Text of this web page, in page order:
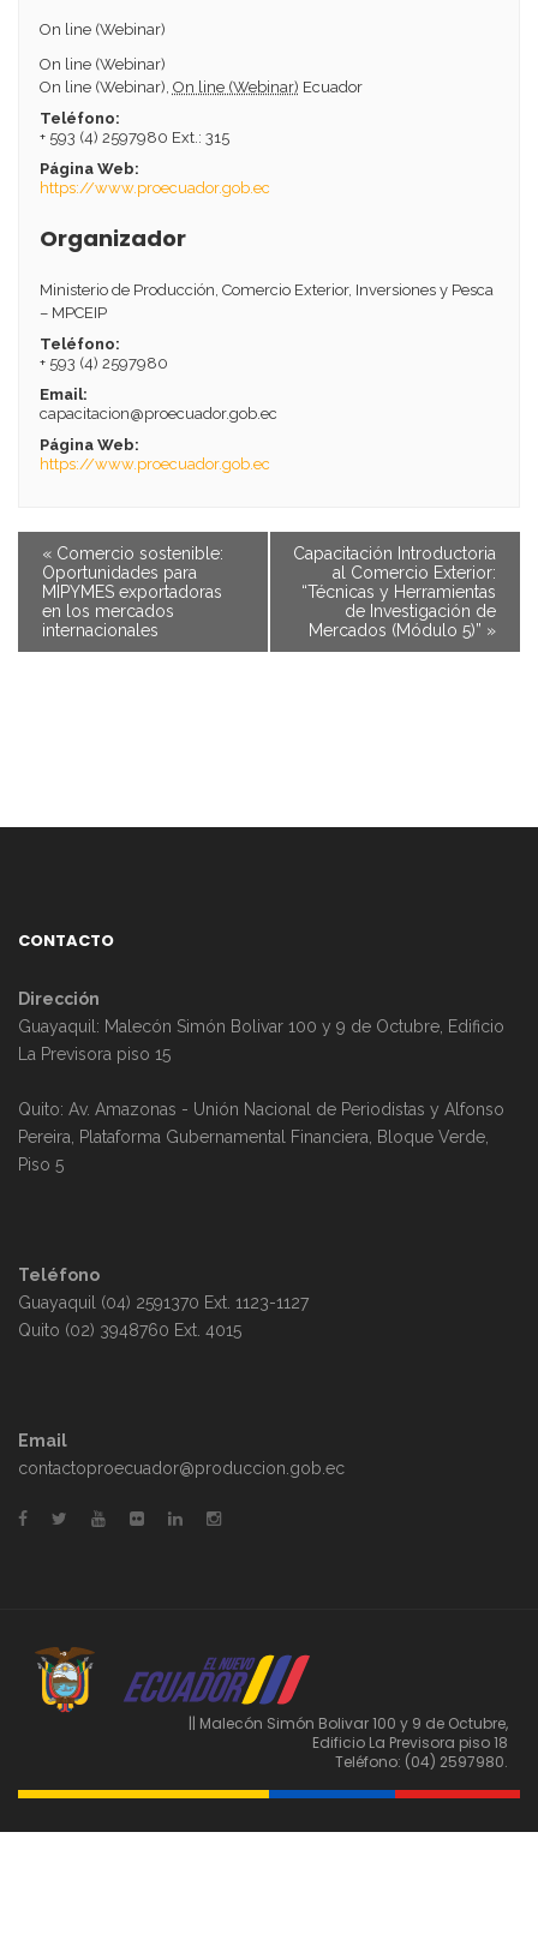
On line (Webinar)
On line (Webinar)
On line (Webinar) On line (Webinar) Ecuador
Teléfono:
+ 593 (4) 2597980 Ext.: 315
Página Web:
https://www.proecuador.gob.ec
Organizador
Ministerio de Producción, Comercio Exterior, Inversiones y Pesca
– MPCEIP
Teléfono:
+ 593 (4) 2597980
Email:
capacitacion@proecuador.gob.ec
Página Web:
https://www.proecuador.gob.ec
« Comercio sostenible:
Oportunidades para
MIPYMES exportadoras
en los mercados
internacionales
Capacitación Introductoria
al Comercio Exterior:
“Técnicas y Herramientas
de Investigación de
Mercados (Módulo 5)” »
CONTACTO
Dirección
Guayaquil: Malecón Simón Bolivar 100 y 9 de Octubre, Edificio
La Previsora piso 15
Quito: Av. Amazonas - Unión Nacional de Periodistas y Alfonso
Pereira, Plataforma Gubernamental Financiera, Bloque Verde,
Piso 5
Teléfono
Guayaquil (04) 2591370 Ext. 1123-1127
Quito (02) 3948760 Ext. 4015
Email
contactoproecuador@produccion.gob.ec
|| Malecón Simón Bolivar 100 y 9 de Octubre,
Edificio La Previsora piso 18
Teléfono: (04) 2597980.